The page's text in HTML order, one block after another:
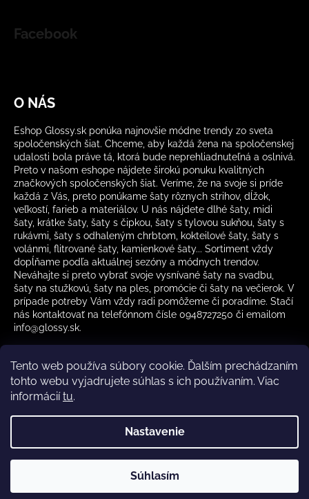
Tento web používa súbory cookie. Ďalším prechádzaním
tohto webu vyjadrujete súhlas s ich používaním. Viac
informáciítu.
Nastavenie
Súhlasím
Facebook
O NÁS
Eshop Glossy.sk ponúka najnovšie módne trendy zo sveta
spoločenských šiat. Chceme, aby každá žena na spoločenskej
udalosti bola práve tá, ktorá bude neprehliadnuteľná a oslnivá.
Preto v našom eshope nájdete širokú ponuku kvalitných
značkových spoločenských šiat. Veríme, že na svoje si príde
každá z Vás, preto ponúkame šaty rôznych strihov, dĺžok,
veľkostí, farieb a materiálov. U nás nájdete dlhé šaty, midi
šaty, krátke šaty, šaty s čipkou, šaty s tylovou sukňou, šaty s
rukávmi, šaty s odhaleným chrbtom, kokteilové šaty, šaty s
volánmi, flitrované šaty, kamienkové šaty... Sortiment vždy
dopĺňame podľa aktuálnej sezóny a módnych trendov.
Neváhajte si preto vybrať svoje vysnívané šaty na svadbu,
šaty na stužkovú, šaty na ples, promócie či šaty na večierok. V
prípade potreby Vám vždy radi pomôžeme či poradíme. Stačí
nás kontaktovať na telefónnom čísle 0948727250 či emailom
info@glossy.sk.
Kamenná predajňa otváracia doba CZ
Glossy.sk. Všetky práva vyhradené.